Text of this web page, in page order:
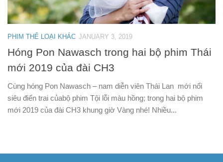
PHIM THỂ LOẠI KHÁC JANUARY 3, 2019
Hóng Pon Nawasch trong hai bộ phim Thái
mới 2019 của đài CH3
Cùng hóng Pon Nawasch – nam diễn viên Thái Lan mới nổi
siêu điển trai củabộ phim Tội lỗi màu hồng; trong hai bộ phim
mới 2019 của đài CH3 khung giờ Vàng nhé! Nhiều...